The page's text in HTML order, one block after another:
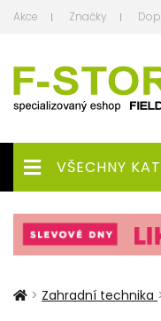
Akce Značky
VŠECHNY
> Zahradní technika